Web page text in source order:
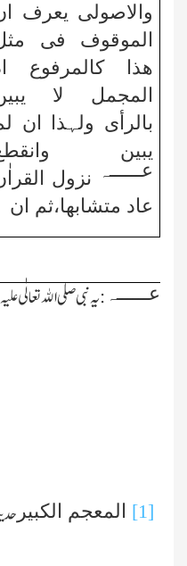
والاصولی یعرف
الموقوف فی
ھذا کالمرفوع
المجمل لا
بالرأی ولہذا ان
یبین
عــــــہ
نزول
عاد متشابھا،ثم ان
عــــــہ :یہ نبی صلی الله تعالٰی
[1] المعجم الکبیر